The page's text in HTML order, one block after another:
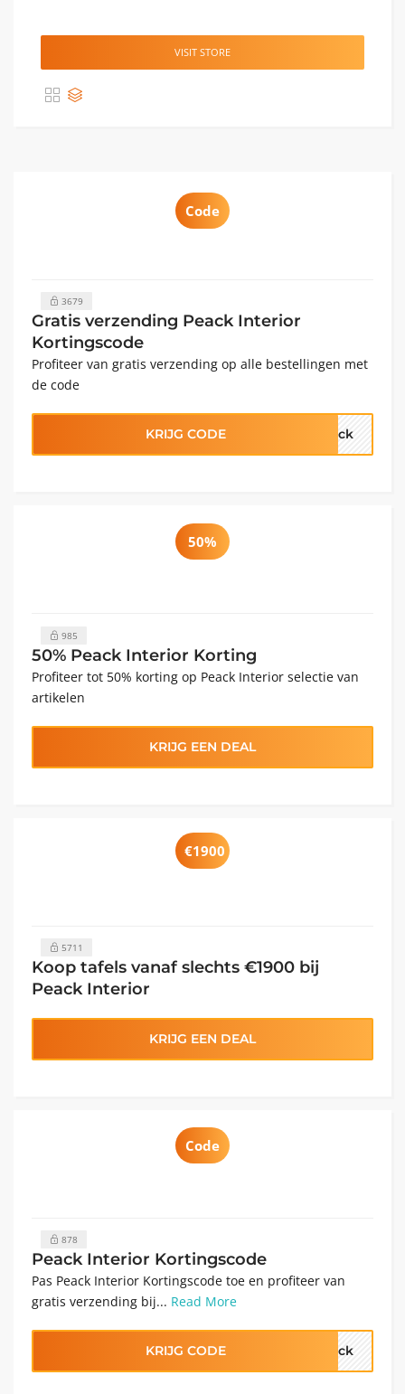
VISIT STORE
Code
3679
Gratis verzending Peack Interior
Kortingscode
Profiteer van gratis verzending op alle bestellingen met
de code
KRIJG CODE eack
50%
985
50% Peack Interior Korting
Profiteer tot 50% korting op Peack Interior selectie van
artikelen
KRIJG EEN DEAL
€1900
5711
Koop tafels vanaf slechts €1900 bij
Peack Interior
KRIJG EEN DEAL
Code
878
Peack Interior Kortingscode
Pas Peack Interior Kortingscode toe en profiteer van
gratis verzending bij... Read More
KRIJG CODE eack